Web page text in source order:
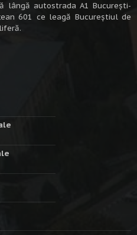
lângă autostrada A1 Bucureşti-
601 ce leagă Bucureştiul de